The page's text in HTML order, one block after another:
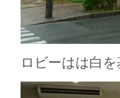
ロビーはは白を